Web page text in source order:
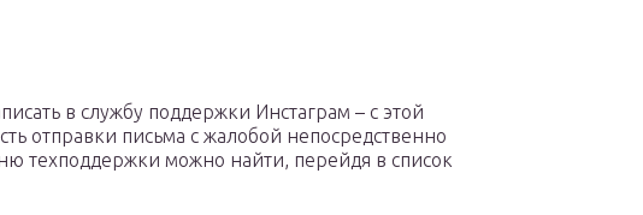
в службу поддержки Инстаграм – с этой
отправки письма с жалобой непосредственно
техподдержки можно найти, перейдя в список